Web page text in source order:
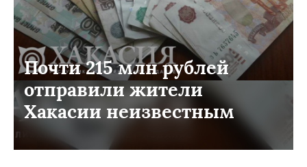
Почти 215 млн рублей
отправили жители
Хакасии неизвестным